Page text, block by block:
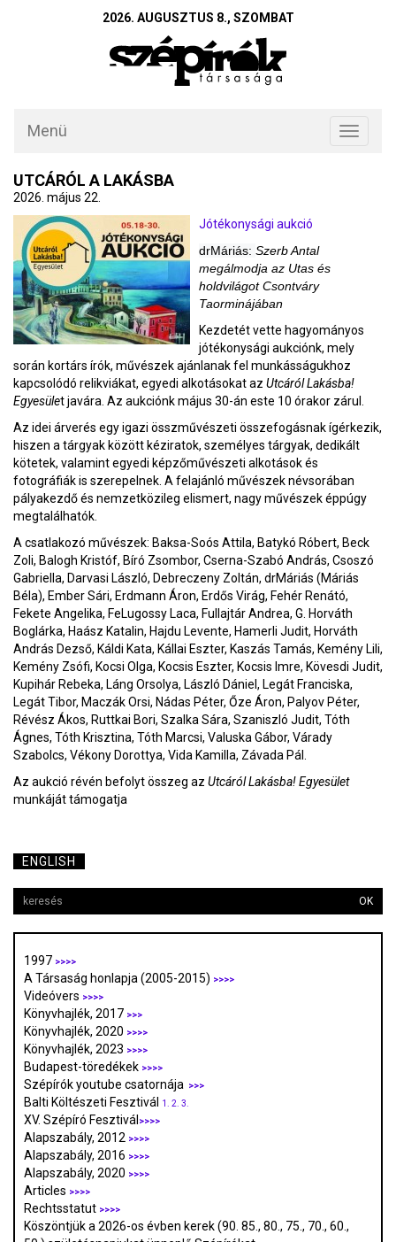
2026. AUGUSZTUS 8., SZOMBAT
Toggle
Menü
UTCÁRÓL A LAKÁSBA
2026. május 22.
Jótékonysági aukció
drMáriás: Szerb Antal
megálmodja az Utas és
holdvilágot Csontváry
Taorminájában
Kezdetét vette hagyományos
jótékonysági aukciónk, mely
során kortárs írók, művészek ajánlanak fel munkásságukhoz
kapcsolódó relikviákat, egyedi alkotásokat az Utcáról Lakásba!
Egyesület javára. Az aukciónk május 30-án este 10 órakor zárul.
Az idei árverés egy igazi összművészeti összefogásnak ígérkezik,
hiszen a tárgyak között kéziratok, személyes tárgyak, dedikált
kötetek, valamint egyedi képzőművészeti alkotások és
fotográfiák is szerepelnek. A felajánló művészek névsorában
pályakezdő és nemzetközileg elismert, nagy művészek éppúgy
megtalálhatók.
A csatlakozó művészek: Baksa-Soós Attila, Batykó Róbert, Beck
Zoli, Balogh Kristóf, Bíró Zsombor, Cserna-Szabó András, Csoszó
Gabriella, Darvasi László, Debreczeny Zoltán, drMáriás (Máriás
Béla), Ember Sári, Erdmann Áron, Erdős Virág, Fehér Renátó,
Fekete Angelika, FeLugossy Laca, Fullajtár Andrea, G. Horváth
Boglárka, Haász Katalin, Hajdu Levente, Hamerli Judit, Horváth
András Dezső, Káldi Kata, Kállai Eszter, Kaszás Tamás, Kemény Lili,
Kemény Zsófi, Kocsi Olga, Kocsis Eszter, Kocsis Imre, Kövesdi Judit,
Kupihár Rebeka, Láng Orsolya, László Dániel, Legát Franciska,
Legát Tibor, Maczák Orsi, Nádas Péter, Őze Áron, Palyov Péter,
Révész Ákos, Ruttkai Bori, Szalka Sára, Szaniszló Judit, Tóth
Ágnes, Tóth Krisztina, Tóth Marcsi, Valuska Gábor, Várady
Szabolcs, Vékony Dorottya, Vida Kamilla, Závada Pál.
Az aukció révén befolyt összeg az Utcáról Lakásba! Egyesület
munkáját támogatja
ENGLISH
OK
1997 >>>>
A Társaság honlapja (2005-2015) >>>>
Videóvers >>>>
Könyvhajlék, 2017 >>>
Könyvhajlék, 2020 >>>>
Könyvhajlék, 2023 >>>>
Budapest-töredékek >>>>
Szépírók youtube csatornája >>>
Balti Költészeti Fesztivál 1. 2. 3.
XV. Szépíró Fesztivál >>>>
Alapszabály, 2012 >>>>
Alapszabály, 2016 >>>>
Alapszabály, 2020 >>>>
Articles >>>>
Rechtsstatut >>>>
Köszöntjük a 2026-os évben kerek (90. 85., 80., 75., 70., 60.,